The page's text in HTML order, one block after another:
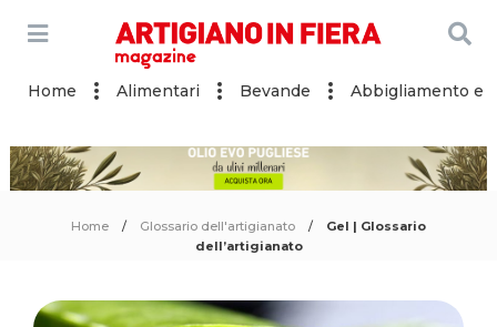
Home Alimentari Bevande Abbigliamento e
Home Glossario dell'artigianato
Gel | Glossario
dell’artigianato